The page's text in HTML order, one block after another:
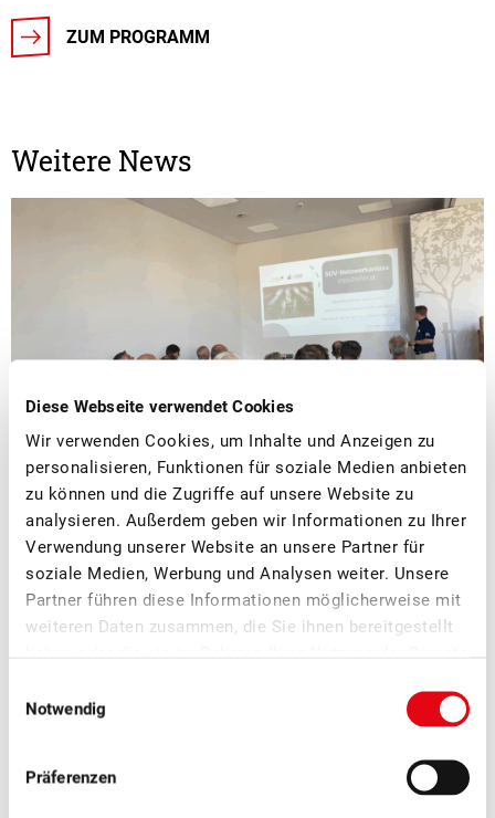
Diese Webseite verwendet Cookies
Wir verwenden Cookies, um Inhalte und Anzeigen zu
personalisieren, Funktionen für soziale Medien anbieten
zu können und die Zugriffe auf unsere Website zu
analysieren. Außerdem geben wir Informationen zu Ihrer
Verwendung unserer Website an unsere Partner für
soziale Medien, Werbung und Analysen weiter. Unsere
Partner führen diese Informationen möglicherweise mit
weiteren Daten zusammen, die Sie ihnen bereitgestellt
Notwendig
Präferenzen
ZUM PROGRAMM
Weitere News
08.07.2026 ■ Mostobst, Verarbeitung, Verband
Erfolgreicher Netzwerkanlass Schweizer
Mostereien
Am SOV-Netzwerkanlass der Schweizer Mostereien in Sursee